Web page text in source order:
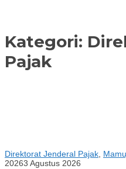
Kategori:
Pajak
Direktorat Jenderal Pajak,
20263 Agustus 2026